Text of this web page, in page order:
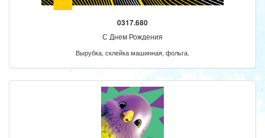
0317.680
С Днем Рождения
Вырубка, склейка машинная, фольга.